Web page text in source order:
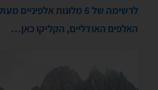
לרשימה של 6 מלונות
האלפים האודליים, הקליקו כאן…